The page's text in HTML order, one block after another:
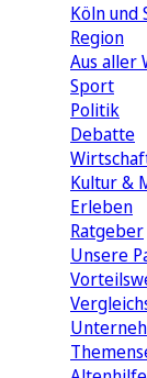
Köln und
Region
Aus aller
Sport
Politik
Debatte
Kultur &
Erleben
Ratgeber
Unsere